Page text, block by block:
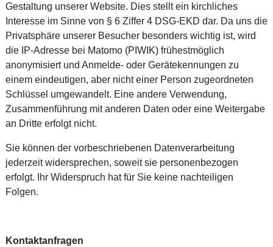
Gestaltung unserer Website. Dies stellt ein kirchliches
Interesse im Sinne von § 6 Ziffer 4 DSG-EKD dar. Da uns die
Privatsphäre unserer Besucher besonders wichtig ist, wird
die IP-Adresse bei Matomo (PIWIK) frühestmöglich
anonymisiert und Anmelde- oder Gerätekennungen zu
einem eindeutigen, aber nicht einer Person zugeordneten
Schlüssel umgewandelt. Eine andere Verwendung,
Zusammenführung mit anderen Daten oder eine Weitergabe
an Dritte erfolgt nicht.
Sie können der vorbeschriebenen Datenverarbeitung
jederzeit widersprechen, soweit sie personenbezogen
erfolgt. Ihr Widerspruch hat für Sie keine nachteiligen
Folgen.
Kontaktanfragen